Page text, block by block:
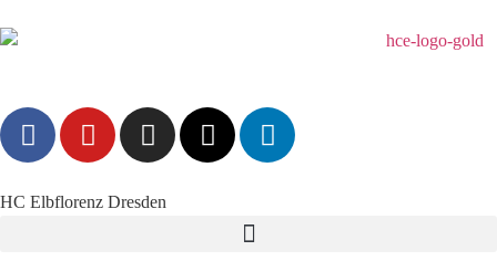
HC Elbflorenz Dresden